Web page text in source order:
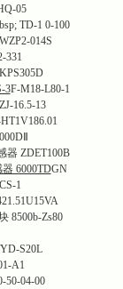
05
TD-1 0-100
014S
331
3F-M18-L80-1
16.5-13
器 ZDET100B
6000TDGN
1
8500b-Zs80
S20L
A1
50-04-00